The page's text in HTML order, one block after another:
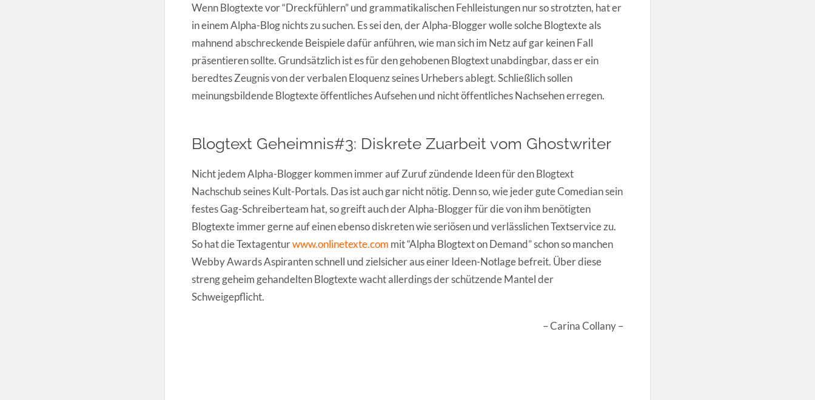
Wenn Blogtexte vor “Dreckfühlern” und grammatikalischen Fehlleistungen nur so strotzten, hat er
in einem Alpha-Blog nichts zu suchen. Es sei den, der Alpha-Blogger wolle solche Blogtexte als
mahnend abschreckende Beispiele dafür anführen, wie man sich im Netz auf gar keinen Fall
präsentieren sollte. Grundsätzlich ist es für den gehobenen Blogtext unabdingbar, dass er ein
beredtes Zeugnis von der verbalen Eloquenz seines Urhebers ablegt. Schließlich sollen
meinungsbildende Blogtexte öffentliches Aufsehen und nicht öffentliches Nachsehen erregen.
Blogtext Geheimnis#3: Diskrete Zuarbeit vom Ghostwriter
Nicht jedem Alpha-Blogger kommen immer auf Zuruf zündende Ideen für den Blogtext
Nachschub seines Kult-Portals. Das ist auch gar nicht nötig. Denn so, wie jeder gute Comedian sein
festes Gag-Schreiberteam hat, so greift auch der Alpha-Blogger für die von ihm benötigten
Blogtexte immer gerne auf einen ebenso diskreten wie seriösen und verlässlichen Textservice zu.
So hat die Textagenturwww.onlinetexte.com mit “Alpha Blogtext on Demand” schon so manchen
Webby Awards Aspiranten schnell und zielsicher aus einer Ideen-Notlage befreit. Über diese
streng geheim gehandelten Blogtexte wacht allerdings der schützende Mantel der
Schweigepflicht.
– Carina Collany –